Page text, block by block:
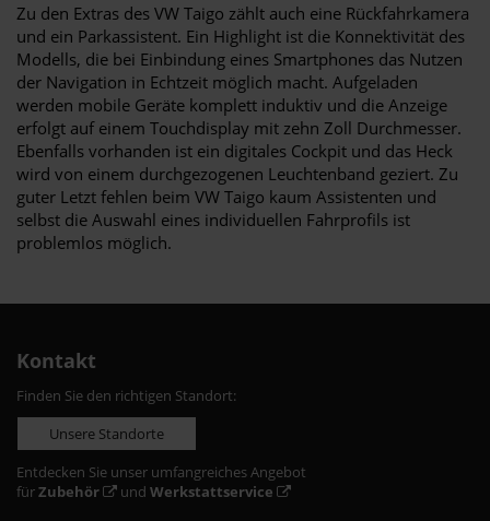
Zu den Extras des VW Taigo zählt auch eine Rückfahrkamera
und ein Parkassistent. Ein Highlight ist die Konnektivität des
Modells, die bei Einbindung eines Smartphones das Nutzen
der Navigation in Echtzeit möglich macht. Aufgeladen
werden mobile Geräte komplett induktiv und die Anzeige
erfolgt auf einem Touchdisplay mit zehn Zoll Durchmesser.
Ebenfalls vorhanden ist ein digitales Cockpit und das Heck
wird von einem durchgezogenen Leuchtenband geziert. Zu
guter Letzt fehlen beim VW Taigo kaum Assistenten und
selbst die Auswahl eines individuellen Fahrprofils ist
problemlos möglich.
Kontakt
Finden Sie den richtigen Standort:
Unsere Standorte
Entdecken Sie unser umfangreiches Angebot
fürZubehör und Werkstattservice